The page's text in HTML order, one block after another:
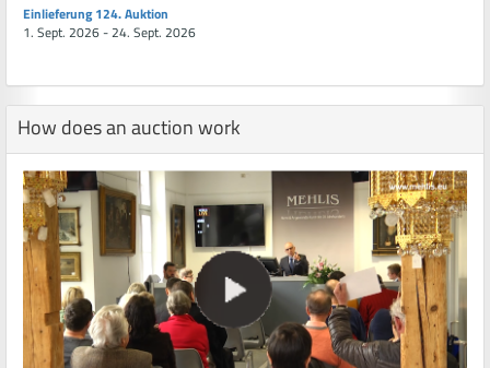
Einlieferung 124. Auktion
1. Sept. 2026 - 24. Sept. 2026
How does an auction work